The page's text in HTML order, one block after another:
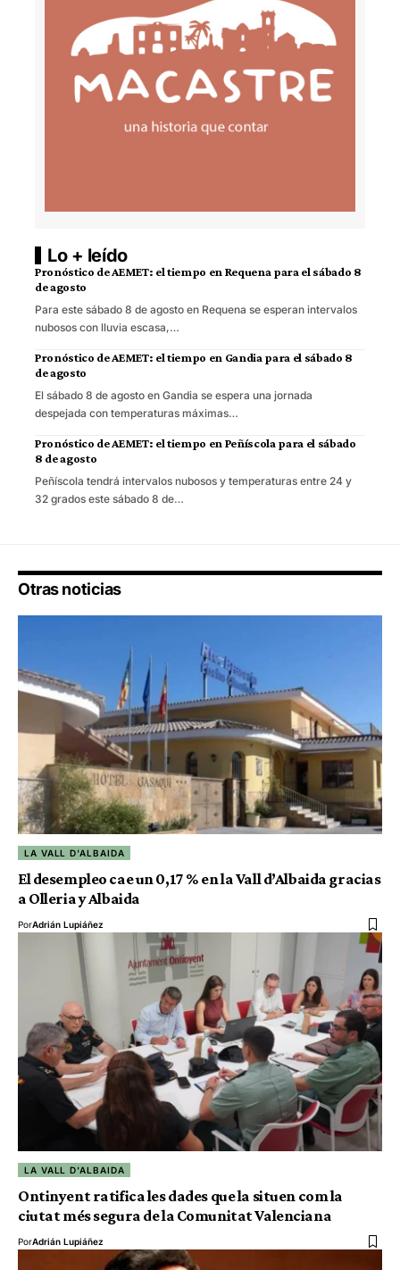
Lo + leído
Pronóstico de AEMET: el tiempo en Requena para el sábado 8
de agosto
Para este sábado 8 de agosto en Requena se esperan intervalos
nubosos con lluvia escasa,…
Pronóstico de AEMET: el tiempo en Gandia para el sábado 8
de agosto
El sábado 8 de agosto en Gandia se espera una jornada
despejada con temperaturas máximas…
Pronóstico de AEMET: el tiempo en Peñíscola para el sábado
8 de agosto
Peñíscola tendrá intervalos nubosos y temperaturas entre 24 y
32 grados este sábado 8 de…
Otras noticias
LA VALL D'ALBAIDA
El desempleo cae un 0,17 % en la Vall d’Albaida gracias
a Olleria y Albaida
PorAdrián Lupiáñez
LA VALL D'ALBAIDA
Ontinyent ratifica les dades que la situen com la
ciutat més segura de la Comunitat Valenciana
PorAdrián Lupiáñez